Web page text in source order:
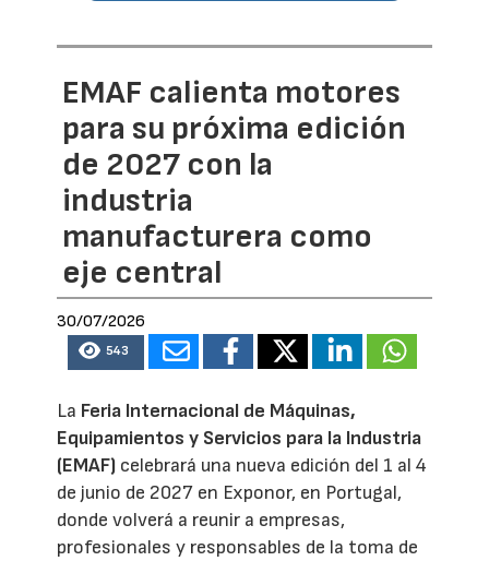
EMAF calienta motores
para su próxima edición
de 2027 con la
industria
manufacturera como
eje central
30/07/2026
543
La Feria Internacional de Máquinas,
Equipamientos y Servicios para la Industria
(EMAF) celebrará una nueva edición del 1 al 4
de junio de 2027 en Exponor, en Portugal,
donde volverá a reunir a empresas,
profesionales y responsables de la toma de